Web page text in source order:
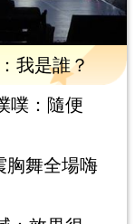
我是誰？
噗：隨便
舞全場嗨